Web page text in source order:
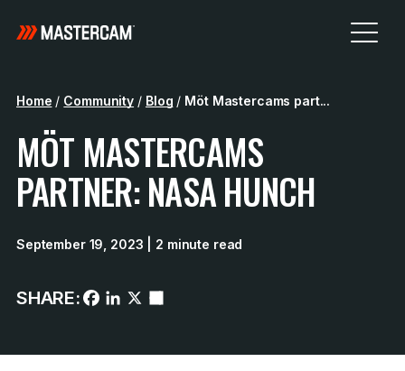
Home / Community / Blog / Möt Mastercams part...
MÖT MASTERCAMS
PARTNER: NASA HUNCH
September 19, 2023 | 2 minute read
SHARE: